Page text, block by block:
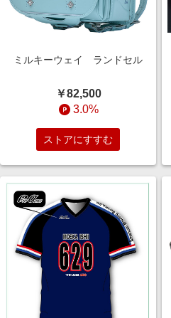
ミルキーウェイ ランドセル
￥82,500
3.0%
ストアにすすむ